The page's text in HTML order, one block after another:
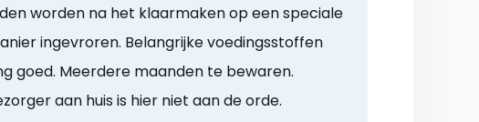
worden na het klaarmaken op een speciale
ingevroren. Belangrijke voedingsstoffen
goed. Meerdere maanden te bewaren.
aan huis is hier niet aan de orde.